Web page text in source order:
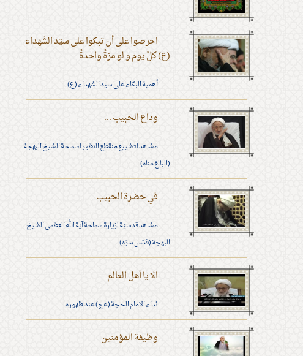
احرصوا على أن تبكوا على سيّد الشّهداء
(ع) كلّ يوم و لو مرّةً واحدةً
أهمية البكاء على سيد الشهداء (ع)
وداع الحبيب ...
مشاهد لتشييع منقطع النظير لسماحة الشيخ البهجة
(البالغ مناه)
في حضرة الحبيب
مشاهد قدسيّة لزيارة سماحة آية الله العظمى الشيخ
البهجة (قدّس سرّه)
الا يا أهل العالم ...
نداء الامام الحجة (عج) عند ظهوره
وظيفة المؤمنين